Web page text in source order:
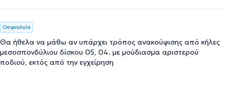
Οσφυαλγία
Θα ήθελα να μάθω αν υπάρχει τρόπος ανακούφισης από κήλες
μεσοσπονδύλιου δίσκου 05, 04. με μούδιασμα αριστερού
ποδιού, εκτός από την εγχείρηση